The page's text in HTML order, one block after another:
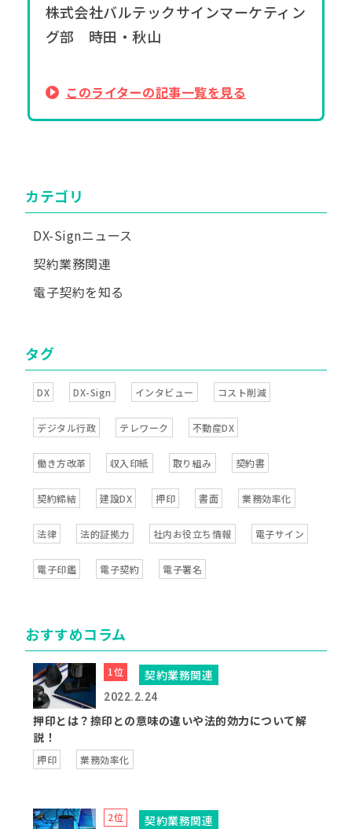
株式会社バルテックサインマーケティン
グ部 時田・秋山
このライターの記事一覧を見る
カテゴリ
DX-Signニュース
契約業務関連
電子契約を知る
タグ
DX DX-Sign インタビュー コスト削減
デジタル行政 テレワーク 不動産DX
働き方改革 収入印紙 取り組み 契約書
契約締結 建設DX 押印 書面 業務効率化
法律 法的証拠力 社内お役立ち情報 電子サイン
電子印鑑 電子契約 電子署名
おすすめコラム
契約業務関連
2022.2.24
押印とは？捺印との意味の違いや法的効力について解
説！
押印 業務効率化
契約業務関連